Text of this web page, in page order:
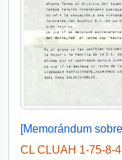
CL CLUAH 1-75-8-4